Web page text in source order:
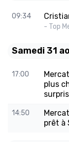
09:34
- Top
Samedi 31
17:00
plus
14:50
prêt à